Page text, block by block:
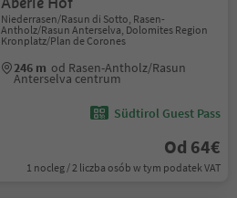
Niederrasen/Rasun di Sotto, Rasen-
Antholz/Rasun Anterselva, Dolomites Region
Kronplatz/Plan de Corones
246 m od Rasen-Antholz/Rasun
Anterselva centrum
Südtirol Guest Pass
Od 64€
1 nocleg / 2 liczba osób w tym podatek VAT